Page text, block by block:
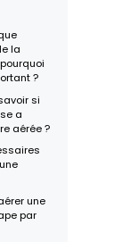
la
?
si
a
aérée ?
une
par